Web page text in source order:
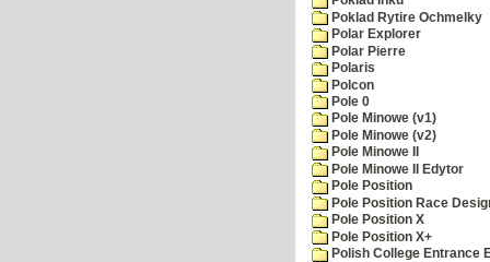
Poklad Rytire Ochmelky
Polar Explorer
Polar Pierre
Polaris
Polcon
Pole 0
Pole Minowe (v1)
Pole Minowe (v2)
Pole Minowe II
Pole Minowe II Edytor
Pole Position
Pole Position Race
Pole Position X
Pole Position X+
Polish College Entrance